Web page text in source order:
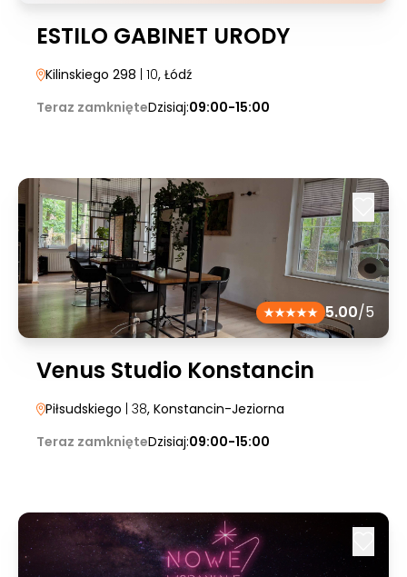
ESTILO GABINET URODY
Kilinskiego 298 | 10, Łódź
Teraz zamknięteDzisiaj:09:00-15:00
5.00/5
Venus Studio Konstancin
Piłsudskiego | 38, Konstancin-Jeziorna
Teraz zamknięteDzisiaj:09:00-15:00